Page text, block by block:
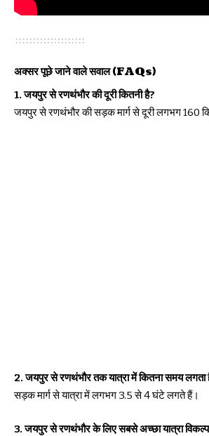
अक्सर पूछे जाने वाले सवाल (FAQs)
1. जयपुर से रणथंभौर की दूरी कितनी है?
जयपुर से रणथंभौर की सड़क मार्ग से दूरी लगभग 160
2. जयपुर से रणथंभौर तक यात्रा में कितना समय लगता
सड़क मार्ग से यात्रा में लगभग 3.5 से 4 घंटे लगते हैं।
3. जयपुर से रणथंभौर के लिए सबसे अच्छा यात्रा विकल्प